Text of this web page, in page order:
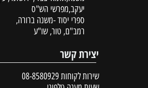
יעקב,מפרשי הש"ס
ספרי יסוד -משנה ברורה,
רמב"ם, טור, שו"ע
יצירת קשר
שירות לקוחות 08-8580929